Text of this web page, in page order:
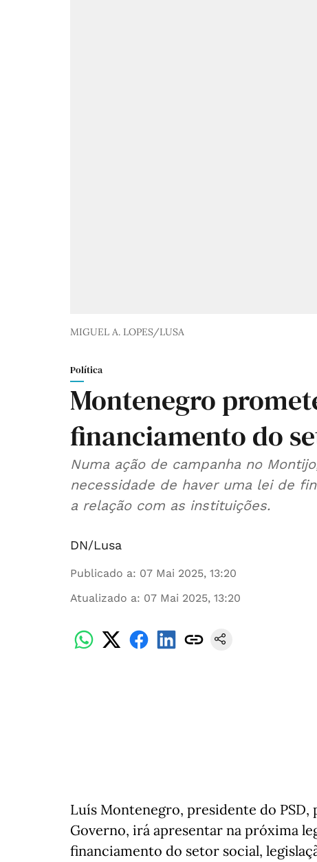
MIGUEL A. LOPES/LUSA
Política
Montenegro
financiamento do
Numa ação de campanha no
necessidade de haver uma lei de
a relação com as instituições.
DN/Lusa
Publicado a: 07 Mai 2025, 13:20
Atualizado a: 07 Mai 2025, 13:20
Luís Montenegro, presidente do
Governo, irá apresentar na próxima
financiamento do setor social,